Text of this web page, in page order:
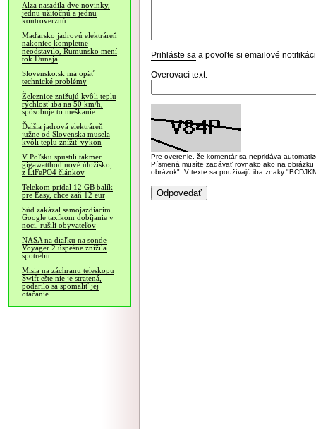
Alza nasadila dve novinky,
jednu užitočnú a jednu
kontroverznú
Maďarsko jadrovú elektráreň
nakoniec kompletne
neodstavilo, Rumunsko mení
tok Dunaja
Slovensko.sk má opäť
technické problémy
Železnice znižujú kvôli teplu
rýchlosť iba na 50 km/h,
spôsobuje to meškanie
Ďalšia jadrová elektráreň
južne od Slovenska musela
kvôli teplu znížiť výkon
V Poľsku spustili takmer
gigawatthodinové úložisko,
z LiFePO4 článkov
Telekom pridal 12 GB balík
pre Easy, chce zaň 12 eur
Súd zakázal samojazdiacim
Google taxíkom dobíjanie v
noci, rušili obyvateľov
NASA na diaľku na sonde
Voyager 2 úspešne znížila
spotrebu
Misia na záchranu teleskopu
Swift ešte nie je stratená,
podarilo sa spomaliť jej
otáčanie
Prihláste sa a povoľte si emailové
Overovací text:
Pre overenie, že komentár sa nepridáva
Písmená musíte zadávať rovnako ako na
obrázok". V texte sa používajú iba znaky